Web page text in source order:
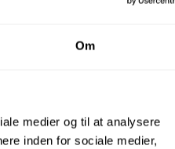
Om
medier og til at analysere
inden for sociale medier,